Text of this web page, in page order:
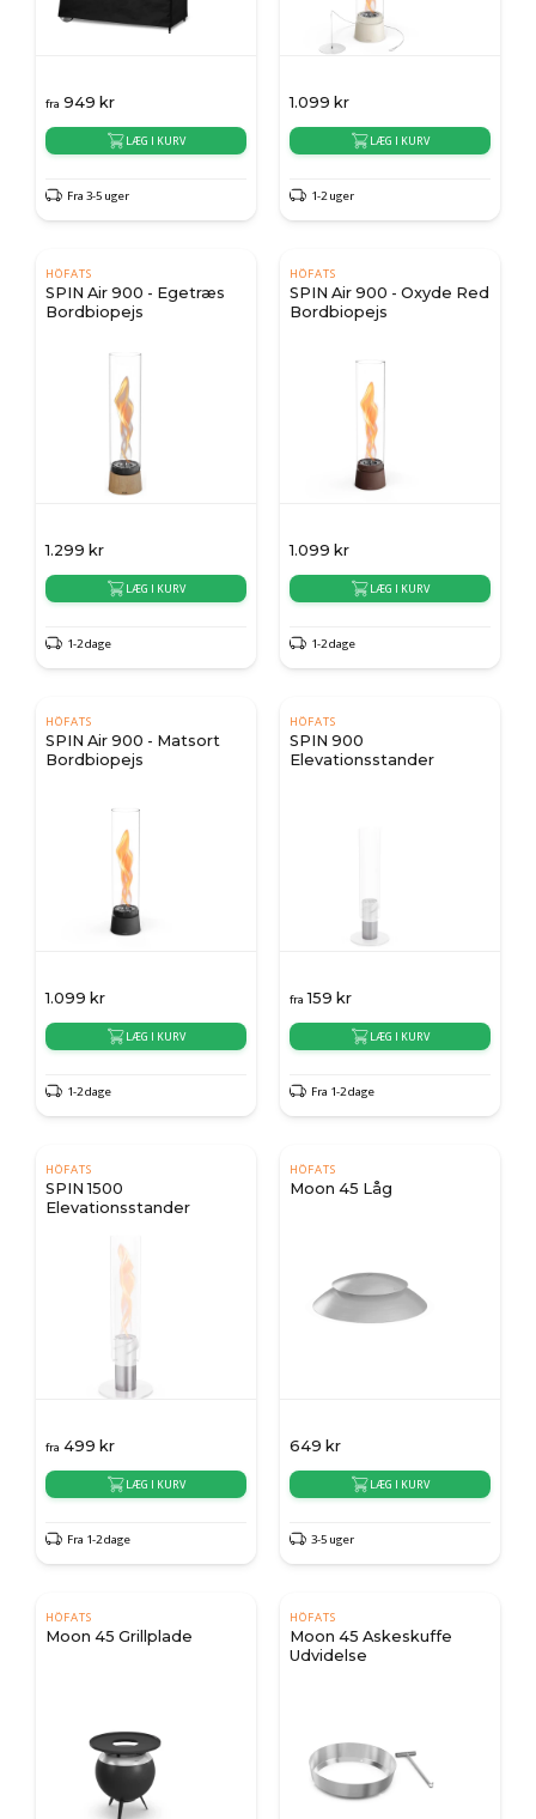
fra 949 kr
LÆG I KURV
Fra 3-5 uger
1.099 kr
LÆG I KURV
1-2 uger
HÖFATS
SPIN Air 900 - Egetræs
Bordbiopejs
1.299 kr
LÆG I KURV
1-2 dage
HÖFATS
SPIN Air 900 - Oxyde Red
Bordbiopejs
1.099 kr
LÆG I KURV
1-2 dage
HÖFATS
SPIN Air 900 - Matsort
Bordbiopejs
1.099 kr
LÆG I KURV
1-2 dage
HÖFATS
SPIN 900
Elevationsstander
fra 159 kr
LÆG I KURV
Fra 1-2 dage
HÖFATS
SPIN 1500
Elevationsstander
fra 499 kr
LÆG I KURV
Fra 1-2 dage
HÖFATS
Moon 45 Låg
649 kr
LÆG I KURV
3-5 uger
HÖFATS
Moon 45 Grillplade
HÖFATS
Moon 45 Askeskuffe
Udvidelse